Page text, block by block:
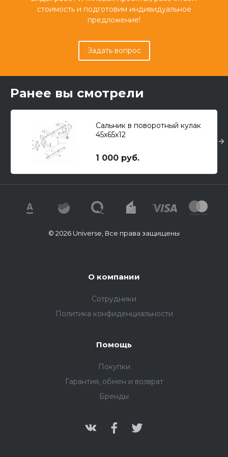
стоимость и подготовим индивидуальное
предложение!
Задать вопрос
Ранее вы смотрели
Сальник в поворотный кулак
45x65x12
1 000 руб.
© 2026 Universe, Все права защищены
О компании
Сотрудники
Политика конфиденциальности
Помощь
Покупки
Гарантия, обмен и возврат
Бренды